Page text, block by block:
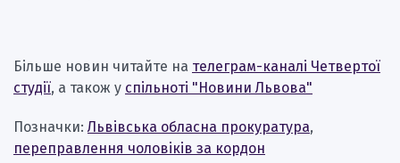
Більше новин читайте на телеграм-каналі Четвертої
студії, а також у спільноті "Новини Львова"
Позначки: Львівська обласна прокуратура,
переправлення чоловіків за кордон